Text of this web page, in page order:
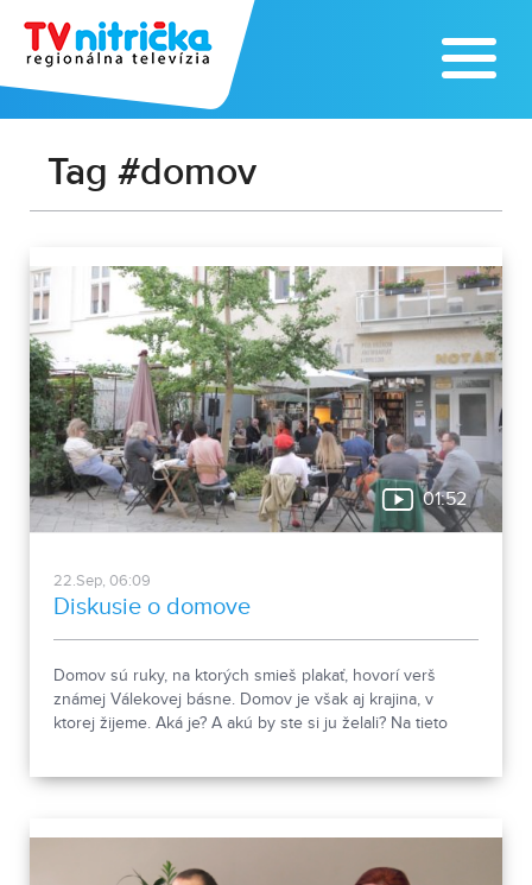
Tag #domov
01:52
22.Sep, 06:09
Diskusie o domove
Domov sú ruky, na ktorých smieš plakať, hovorí verš
známej Válekovej básne. Domov je však aj krajina, v
ktorej žijeme. Aká je? A akú by ste si ju želali? Na tieto